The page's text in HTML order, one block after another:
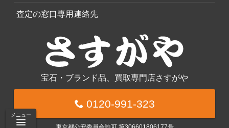
メニュー
査定の窓口専用連絡先
宝石・ブランド品、買取専門店さすがや
0120-991-323